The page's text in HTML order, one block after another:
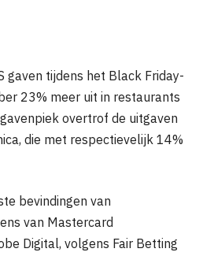
gaven tijdens het Black Friday-
23% meer uit in restaurants
overtrof de uitgaven
die met respectievelijk 14%
bevindingen van
van Mastercard
Digital, volgens Fair Betting